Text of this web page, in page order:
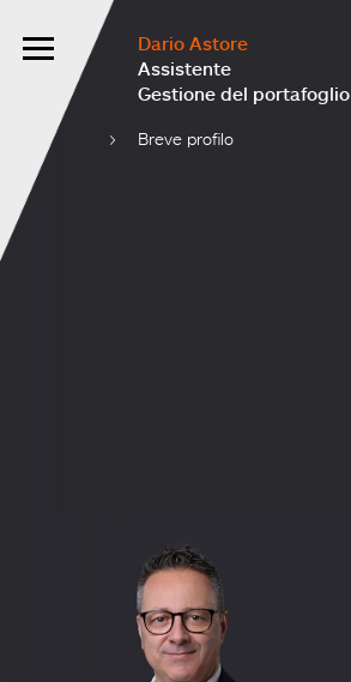
Dario Astore
Assistente
Gestione del portafoglio
Breve profilo